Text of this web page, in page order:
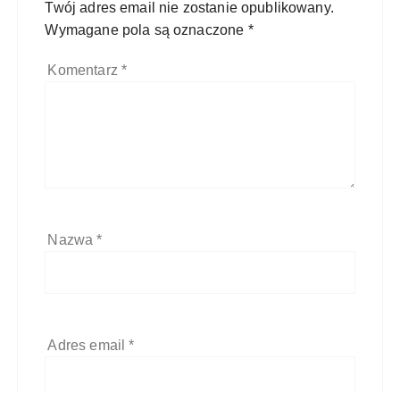
Twój adres email nie zostanie opublikowany.
Wymagane pola są oznaczone *
Komentarz *
Nazwa*
Adres email*